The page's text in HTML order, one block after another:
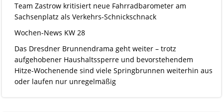
Team Zastrow kritisiert neue Fahrradbarometer am
Sachsenplatz als Verkehrs-Schnickschnack
Wochen-News KW 28
Das Dresdner Brunnendrama geht weiter – trotz
aufgehobener Haushaltssperre und bevorstehendem
Hitze-Wochenende sind viele Springbrunnen weiterhin aus
oder laufen nur unregelmäßig